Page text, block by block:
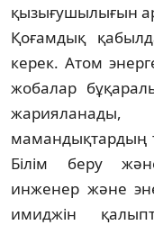
қызығушылығын
Қоғамдық
керек. Атом
жобалар
мамандықтардың
Білім беру
инженер және
имиджін